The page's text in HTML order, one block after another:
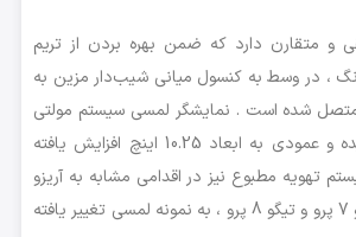
و متقارن دارد که ضمن بهره بردن از تریم
، در وسط به کنسول میانی شیب‌دار مزین به
شده است . نمایشگر لمسی سیستم مولتی
مدیا در ساختار کشیده و عمودی به ابعاد 10.25 اینچ افزایش یافته
تهویه مطبوع نیز در اقدامی مشابه به آریزو
5 جدید، آریزو 6، تیگو 7 پرو و تیگو 8 پرو ، به نمونه لمسی تغییر یافته